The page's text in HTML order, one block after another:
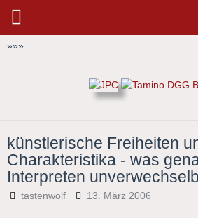
»»»
künstlerische Freiheiten
Charakteristika - was
Interpreten
tastenwolf 13. März 2006